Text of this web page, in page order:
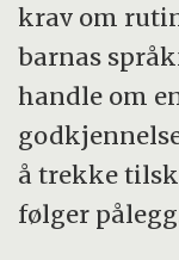
krav om
barnas
handle om
å trekke
følger